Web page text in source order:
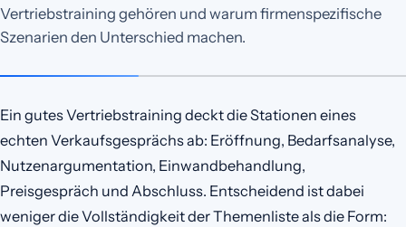
Vertriebstraining gehören und warum firmenspezifische
Szenarien den Unterschied machen.
Ein gutes Vertriebstraining deckt die Stationen eines
echten Verkaufsgesprächs ab: Eröffnung, Bedarfsanalyse,
Nutzenargumentation, Einwandbehandlung,
Preisgespräch und Abschluss. Entscheidend ist dabei
weniger die Vollständigkeit der Themenliste als die Form: